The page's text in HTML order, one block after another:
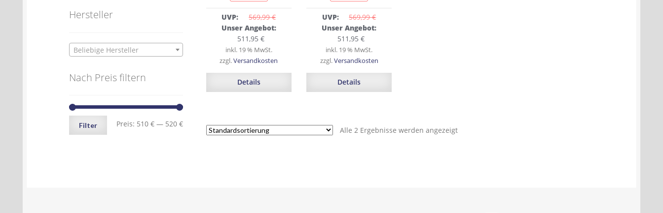
UVP: 569,99 €
Ursprünglicher
Preis
war:
569,99 €
Unser Angebot:
511,95€Aktueller
Preis
ist:
inkl. 19 % MwSt.
zzgl.Versandkosten
Details
UVP: 569,99 €
Ursprünglicher
Preis
war:
569,99 €
Unser Angebot:
511,95€Aktueller
Preis
ist:
inkl. 19 % MwSt.
zzgl.Versandkosten
Details
Alle 2 Ergebnisse werden angezeigt
Hersteller
Beliebige Hersteller
Nach Preis filtern
Min.
Max.
Filter Preis: 510 € — 520 €